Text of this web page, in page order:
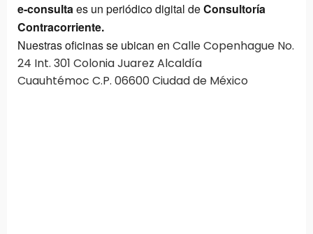
e-consultaes un periódico digital deConsultoría
Contracorriente.
Nuestras oficinas se ubican en Calle Copenhague No.
24 Int. 301 Colonia Juarez Alcaldía
Cuauhtémoc C.P. 06600 Ciudad de México